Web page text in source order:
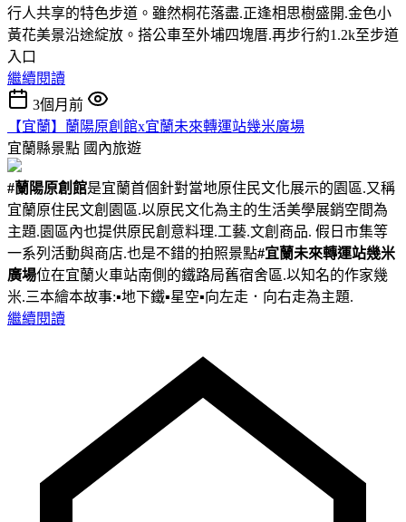
行人共享的特色步道。雖然桐花落盡.正逢相思樹盛開.金色小
黃花美景沿途綻放。搭公車至外埔四塊厝.再步行約1.2k至步道
入口
繼續閱讀
3個月前
【宜蘭】蘭陽原創館x宜蘭未來轉運站幾米廣場
宜蘭縣景點 國內旅遊
#蘭陽原創館是宜蘭首個針對當地原住民文化展示的園區.又稱
宜蘭原住民文創園區.以原民文化為主的生活美學展銷空間為
主題.園區內也提供原民創意料理.工藝.文創商品. 假日市集等
一系列活動與商店.也是不錯的拍照景點#宜蘭未來轉運站幾米
廣場位在宜蘭火車站南側的鐵路局舊宿舍區.以知名的作家幾
米.三本繪本故事:▪︎地下鐵▪︎星空▪︎向左走．向右走為主題.
繼續閱讀